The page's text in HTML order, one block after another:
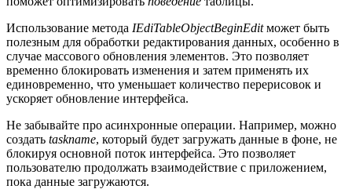
Использование метода IEdiTableObjectBeginEditможет быть
полезным для обработки редактирования данных, особенно в
случае массового обновления элементов. Это позволяет
временно блокировать изменения и затем применять их
единовременно, что уменьшает количество перерисовок и
ускоряет обновление интерфейса.
Не забывайте про асинхронные операции. Например, можно
создать taskname, который будет загружать данные в фоне, не
блокируя основной поток интерфейса. Это позволяет
пользователю продолжать взаимодействие с приложением,
пока данные загружаются.